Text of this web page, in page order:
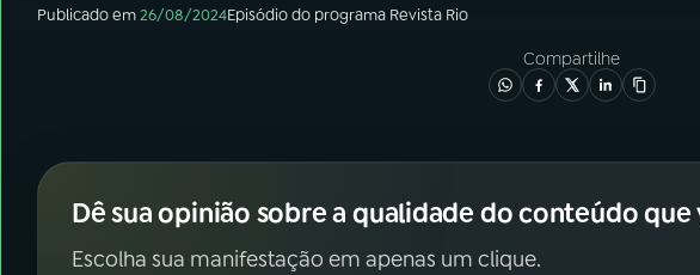
Publicado em26/08/2024Episódiodo programa Revista Rio
Compartilhe
Dê sua opinião sobre a qualidade do conteúdo que
Escolha sua manifestação em apenas um clique.